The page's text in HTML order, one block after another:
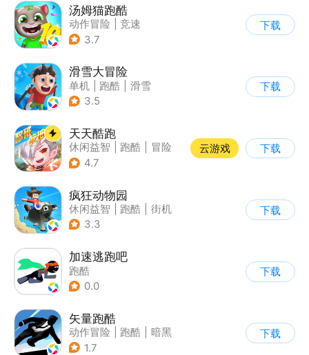
汤姆猫跑酷
动作冒险
竞速
| 汤姆猫
3.7
下载
滑雪大冒险
单机 跑酷
滑雪
| 游道易
3.5
下载
天天酷跑
休闲益智 跑酷
冒险
| 萌系
4.7
云游戏 下载
疯狂动物园
休闲益智 跑酷
街机
| 像素风
3.3
下载
加速逃跑吧
跑酷
0.0
下载
矢量跑酷
动作冒险 跑酷
暗黑
| 通关
1.7
下载